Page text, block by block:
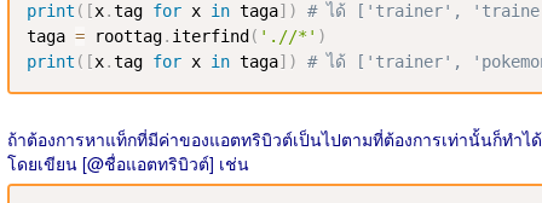
print ( [x.tag for x in taga] )
# ได้ ['trainer',
taga = roottag. iterfind ( './/*' )
print ( [x.tag for x in taga] ) # ได้ ['trainer',
ถ้าต้องการหาแท็กที่มีค่าของแอตทริบิวต์เป็นไปตามที่ต้องการเท่านั้นก็ทำได้
โดยเขียน [@ชื่อแอตทริบิวต์] เช่น